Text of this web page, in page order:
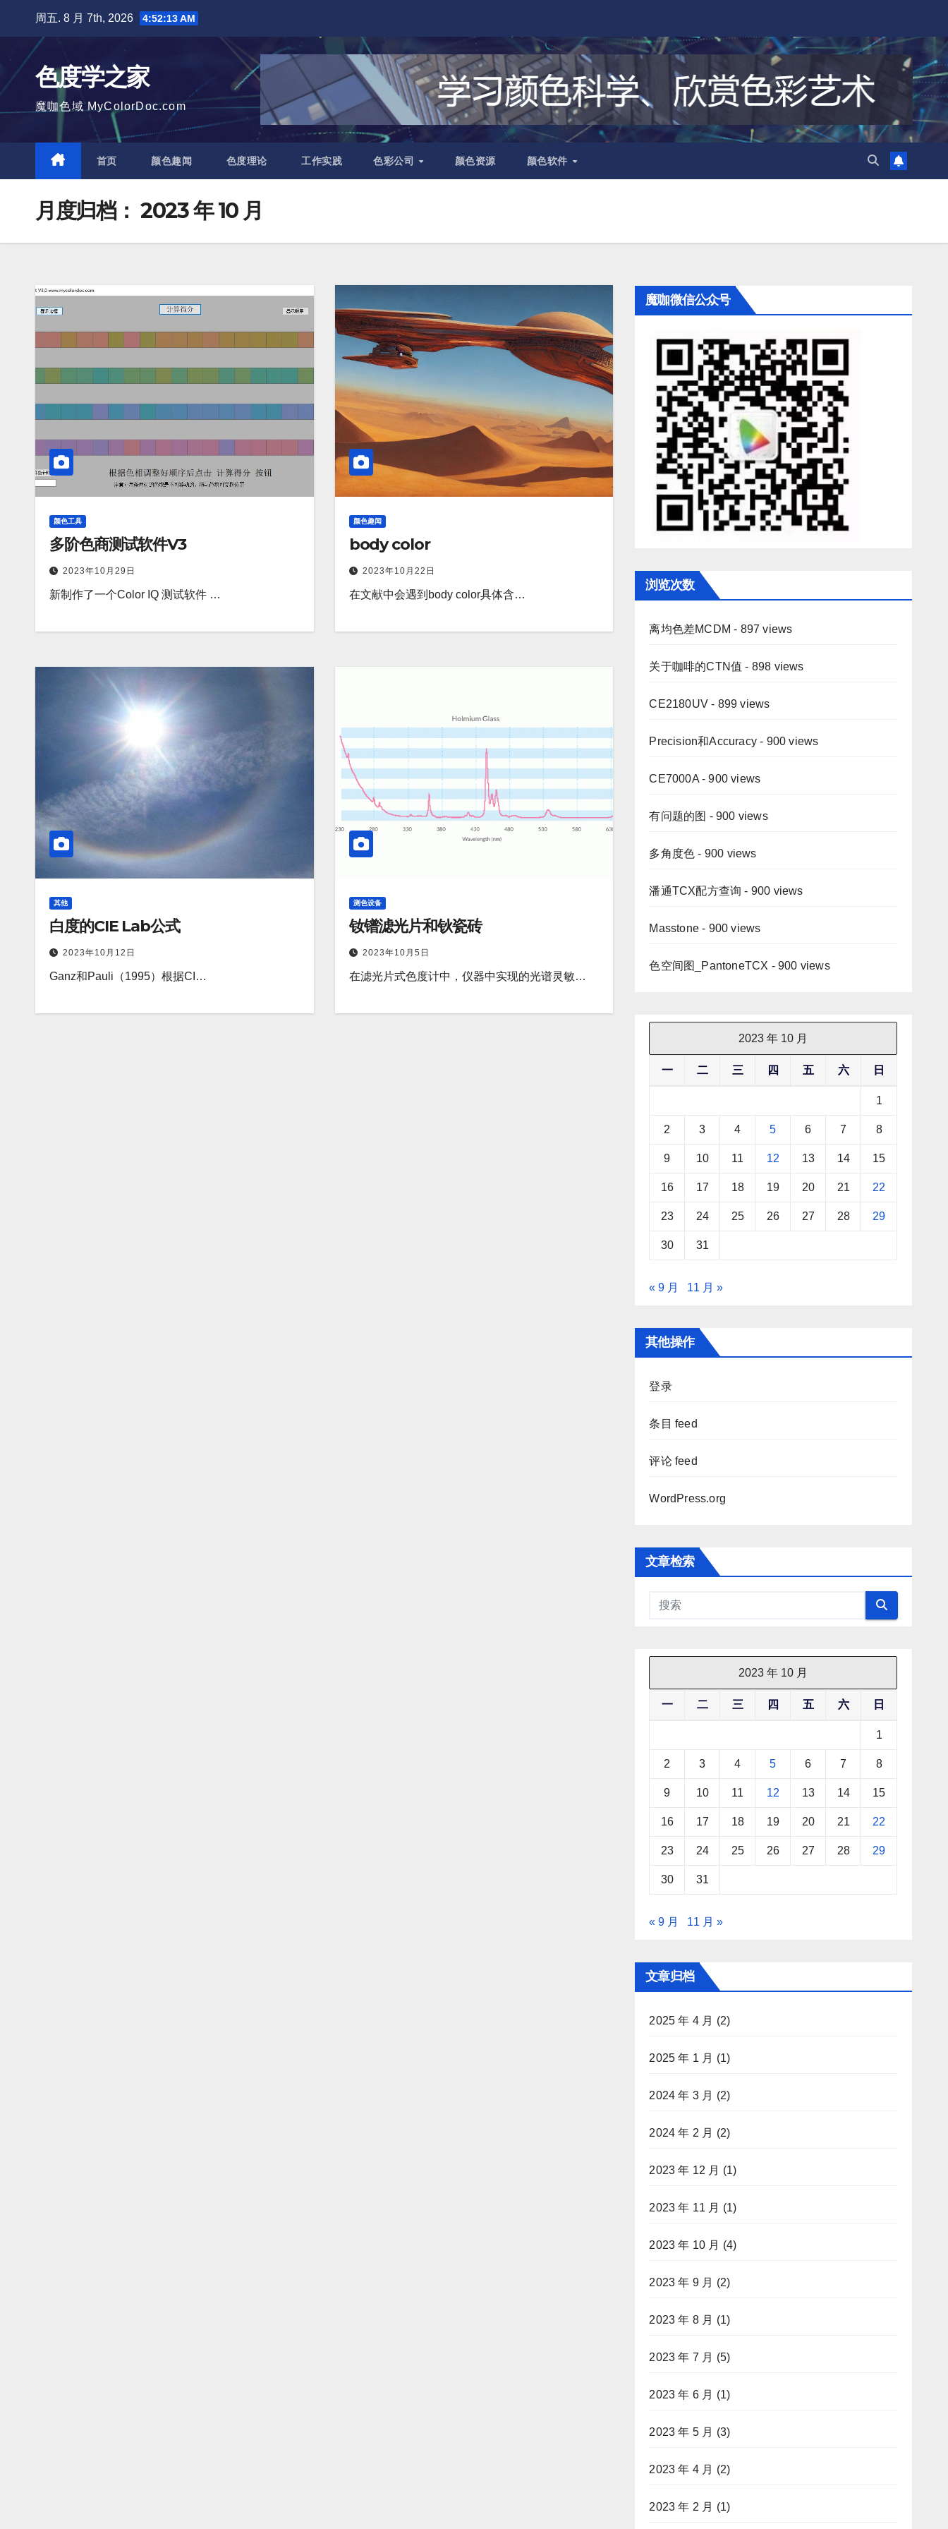
周五. 8 月 7th, 2026 4:52:15 AM
色度学之家
魔咖色域 MyColorDoc.com
首页 颜色趣闻 色度理论 工作实践 色彩公司 颜色资源 颜色软件
月度归档： 2023 年 10 月
颜色工具
多阶色商测试软件V3
2023年10月29日
新制作了一个Color IQ 测试软件 …
颜色趣闻
body color
2023年10月22日
在文献中会遇到body color具体含…
其他
白度的CIE Lab公式
2023年10月12日
Ganz和Pauli（1995）根据CI…
测色设备
钕镨滤光片和钬瓷砖
2023年10月5日
在滤光片式色度计中，仪器中实现的光谱灵敏…
魔咖微信公众号
浏览次数
离均色差MCDM - 897 views
关于咖啡的CTN值 - 898 views
CE2180UV- 899 views
Precision和Accuracy- 900 views
CE7000A- 900 views
有问题的图 - 900 views
多角度色 - 900 views
潘通TCX配方查询 - 900 views
Masstone- 900 views
色空间图_PantoneTCX - 900 views
2023 年 10 月
一 二 三 四 五 六 日
1
2 3 4 5 6 7 8
9 10 11 12 13 14 15
16 17 18 19 20 21 22
23 24 25 26 27 28 29
30 31
« 9 月 11 月 »
其他操作
登录
条目 feed
评论 feed
WordPress.org
文章检索
2023 年 10 月
一 二 三 四 五 六 日
1
2 3 4 5 6 7 8
9 10 11 12 13 14 15
16 17 18 19 20 21 22
23 24 25 26 27 28 29
30 31
« 9 月 11 月 »
文章归档
2025 年 4 月 (2)
2025 年 1 月 (1)
2024 年 3 月 (2)
2024 年 2 月 (2)
2023 年 12 月 (1)
2023 年 11 月 (1)
2023 年 10 月 (4)
2023 年 9 月 (2)
2023 年 8 月 (1)
2023 年 7 月 (5)
2023 年 6 月 (1)
2023 年 5 月 (3)
2023 年 4 月 (2)
2023 年 2 月 (1)